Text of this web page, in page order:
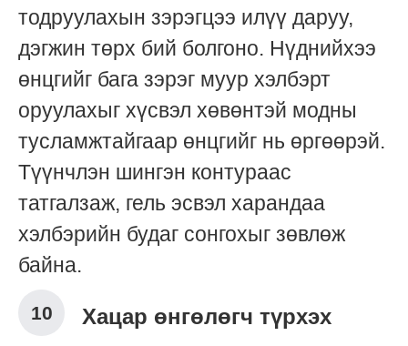
тодруулахын зэрэгцээ илүү даруу,
дэгжин төрх бий болгоно. Нүднийхээ
өнцгийг бага зэрэг муур хэлбэрт
оруулахыг хүсвэл хөвөнтэй модны
тусламжтайгаар өнцгийг нь өргөөрэй.
Түүнчлэн шингэн контураас
татгалзаж, гель эсвэл харандаа
хэлбэрийн будаг сонгохыг зөвлөж
байна.
Хацар өнгөлөгч түрхэх